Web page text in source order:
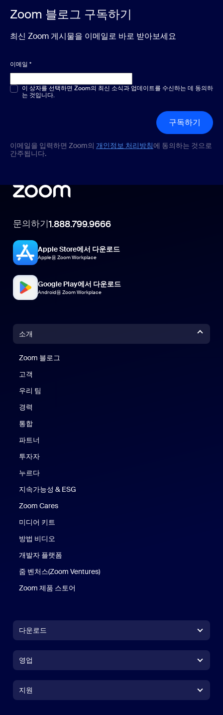
Zoom 블로그 구독하기
최신 Zoom 게시물을 이메일로 바로 받아보세요
이메일 *
객관식 또는 단답형*
이 상자를 선택하면 Zoom의 최신 소식과 업데이트를 수신하는 데 동의하
는 것입니다.
구독하기
이메일을 입력하면 Zoom의 개인정보 처리방침에 동의하는 것으로
간주됩니다.
문의하기1.888.799.9666
Apple Store에서 다운로드
Apple용 Zoom Workplace
Google Play에서 다운로드
Android용 Zoom Workplace
소개
Zoom 블로그
고객
우리 팀
경력
통합
파트너
투자자
누르다
지속가능성 & ESG
Zoom Cares
미디어 키트
방법 비디오
개발자 플랫폼
줌 벤처스(Zoom Ventures)
Zoom 제품 스토어
다운로드
Zoom Rooms 앱Zoom Rooms 앱
Zoom Rooms Controller
영업
영업팀에 문의
지원
지원